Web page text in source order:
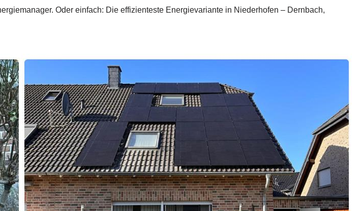
Oder einfach: Die effizienteste Energievariante in Niederhofen – Dernbach,